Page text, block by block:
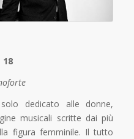
dedicato alle donne,
musicali scritte dai più
figura femminile. Il tutto